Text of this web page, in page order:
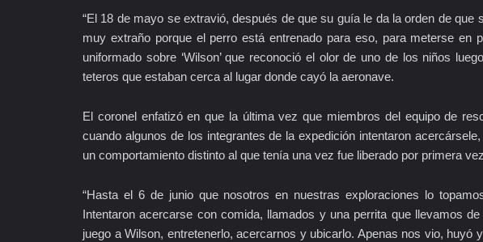
“El 18 de mayo se extravió, después de que su guía le da la orden de
muy extraño porque el perro está entrenado para eso, para meterse en
uniformado sobre ‘Wilson’ que reconoció el olor de uno de los niños
teteros que estaban cerca al lugar donde cayó la aeronave.
El coronel enfatizó en que la última vez que miembros del equipo de
cuando algunos de los integrantes de la expedición intentaron
un comportamiento distinto al que tenía una vez fue liberado por primera
“Hasta el 6 de junio que nosotros en nuestras exploraciones lo
Intentaron acercarse con comida, llamados y una perrita que llevamos
juego a Wilson, entretenerlo, acercarnos y ubicarlo. Apenas nos vio,